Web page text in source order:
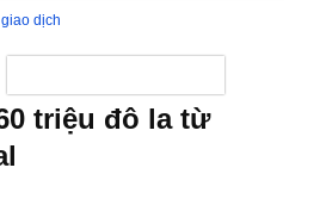
dịch
triệu đô la từ